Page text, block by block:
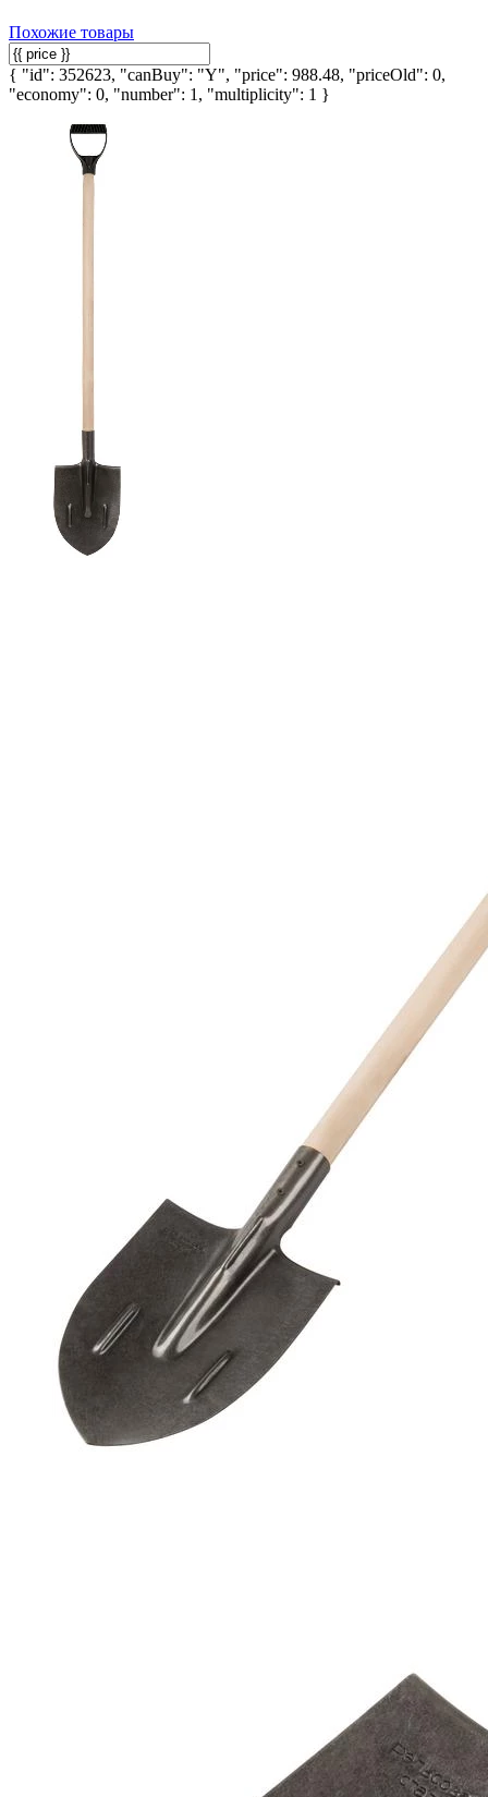
Похожие товары
{ "id": 352623, "canBuy": "Y", "price": 988.48, "priceOld": 0,
"economy": 0, "number": 1, "multiplicity": 1 }